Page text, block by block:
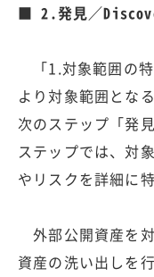
■ 2.発見／
「1.対象範囲の
より対象範囲とな
次のステップ「発
ステップでは、対
やリスクを詳細に特
外部公開資産を
資産の洗い出しを